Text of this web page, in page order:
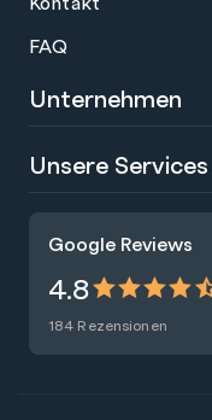
Google Reviews
4.8
184 Rezensionen
FAQ
Unternehmen
Über uns
Presse
Nachhaltigkeit
Blog
Unsere Services